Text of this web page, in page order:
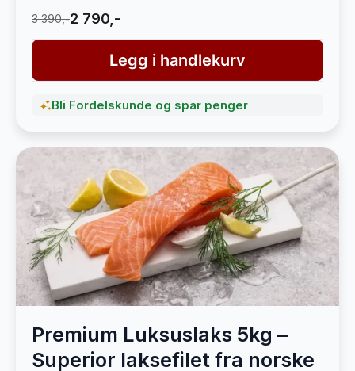
3 390,-2 790,-
Legg i handlekurv
Bli Fordelskunde og spar penger
Premium Luksuslaks 5kg –
Superior laksefilet fra norske